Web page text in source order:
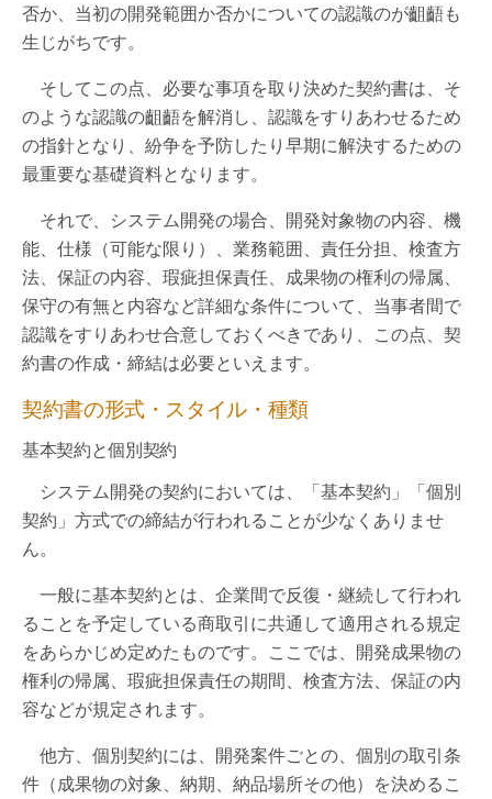
否か、当初の開発範囲か否かについての認識のが齟齬も
生じがちです。
そしてこの点、必要な事項を取り決めた契約書は、そ
のような認識の齟齬を解消し、認識をすりあわせるため
の指針となり、紛争を予防したり早期に解決するための
最重要な基礎資料となります。
それで、システム開発の場合、開発対象物の内容、機
能、仕様（可能な限り）、業務範囲、責任分担、検査方
法、保証の内容、瑕疵担保責任、成果物の権利の帰属、
保守の有無と内容など詳細な条件について、当事者間で
認識をすりあわせ合意しておくべきであり、この点、契
約書の作成・締結は必要といえます。
契約書の形式・スタイル・種類
基本契約と個別契約
システム開発の契約においては、「基本契約」「個別
契約」方式での締結が行われることが少なくありませ
ん。
一般に基本契約とは、企業間で反復・継続して行われ
ることを予定している商取引に共通して適用される規定
をあらかじめ定めたものです。ここでは、開発成果物の
権利の帰属、瑕疵担保責任の期間、検査方法、保証の内
容などが規定されます。
他方、個別契約には、開発案件ごとの、個別の取引条
件（成果物の対象、納期、納品場所その他）を決めるこ